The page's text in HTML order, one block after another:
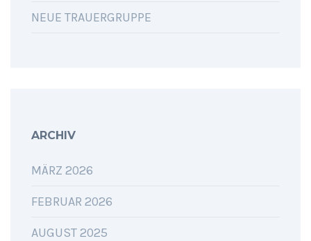
NEUE TRAUERGRUPPE
ARCHIV
MÄRZ 2026
FEBRUAR 2026
AUGUST 2025